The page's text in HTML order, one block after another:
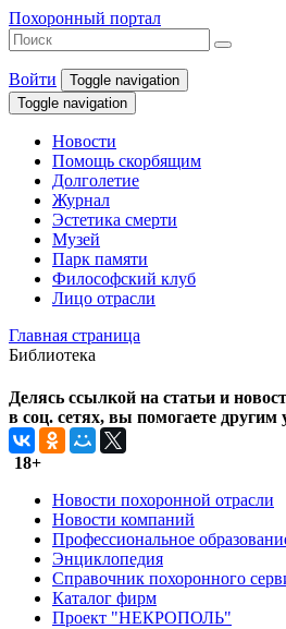
Похоронный портал
Войти
Toggle navigation
Toggle navigation
Новости
Помощь скорбящим
Долголетие
Журнал
Эстетика смерти
Музей
Парк памяти
Философский клуб
Лицо отрасли
Главная страница
Библиотека
Делясь ссылкой на статьи и
в соц. сетях, вы помогаете другим
18+
Новости похоронной отрасли
Новости компаний
Профессиональное
Энциклопедия
Справочник похоронного
Каталог фирм
Проект "НЕКРОПОЛЬ"